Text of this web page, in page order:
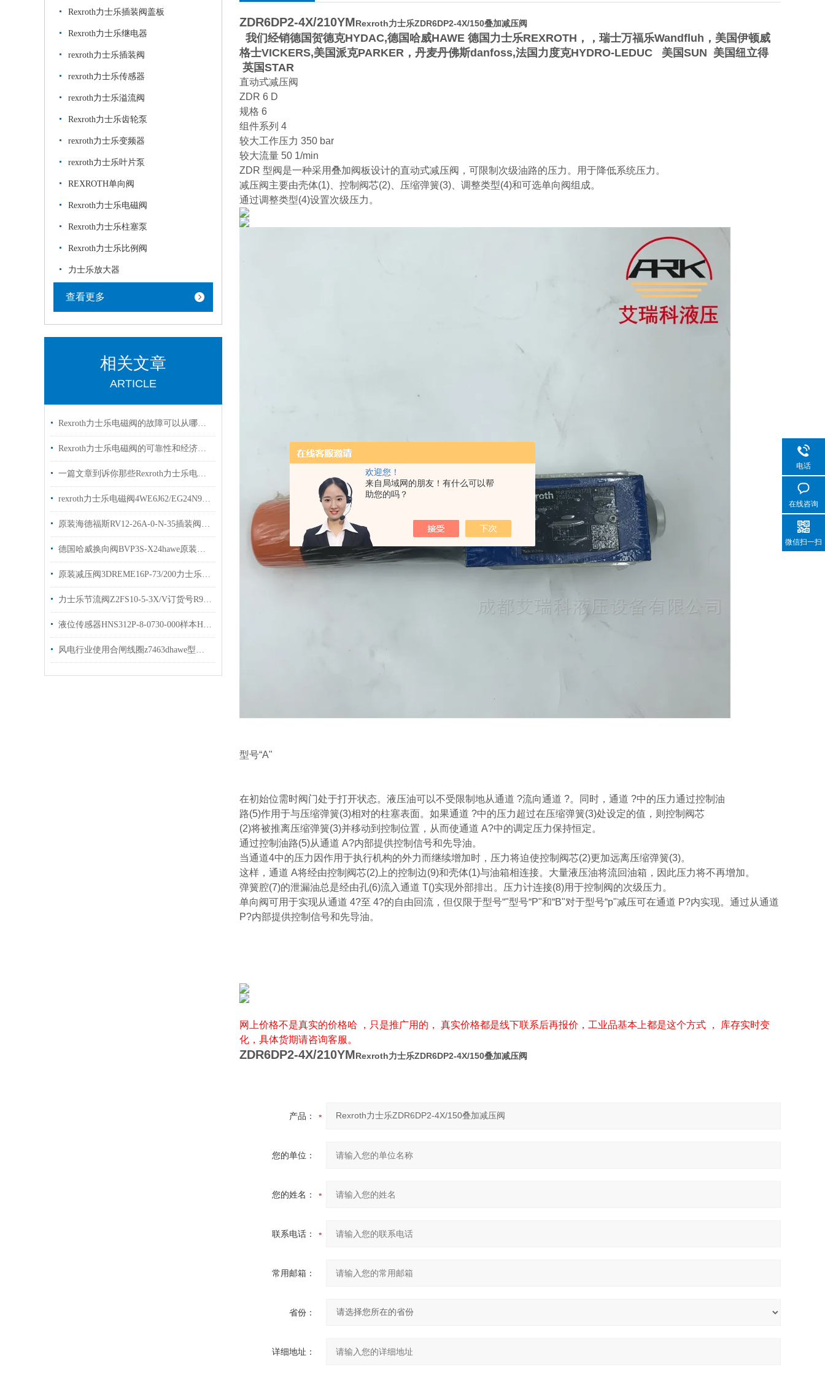
欢迎您！
来自局域网的朋友！有什么可以帮
助您的吗？
Rexroth力士乐插装阀盖板
Rexroth力士乐继电器
rexroth力士乐插装阀
rexroth力士乐传感器
rexroth力士乐溢流阀
Rexroth力士乐齿轮泵
rexroth力士乐变频器
rexroth力士乐叶片泵
REXROTH单向阀
Rexroth力士乐电磁阀
Rexroth力士乐柱塞泵
Rexroth力士乐比例阀
力士乐放大器
查看更多
相关文章
ARTICLE
Rexroth力士乐电磁阀的故障可以从哪里进行排查
Rexroth力士乐电磁阀的可靠性和经济性解读
一篇文章到诉你那些Rexroth力士乐电磁阀常见的符号的是什么意思
rexroth力士乐电磁阀4WE6J62/EG24N9K4两位三通阀
原装海德福斯RV12-26A-0-N-35插装阀现货出售
德国哈威换向阀BVP3S-X24hawe原装出售bvp系列
原装减压阀3DREME16P-73/200力士乐比例阀有现货出售
力士乐节流阀Z2FS10-5-3X/V订货号R900517812现货
液位传感器HNS312P-8-0730-000样本HYDAC原装出售
风电行业使用合闸线圈z7463dhawe型号gr2-0kb-g5/30×48现货
ZDR6DP2-4X/210YMRexroth力士乐ZDR6DP2-4X/150叠加减压阀
我们经销德国贺德克HYDAC,德国哈威HAWE 德国力士乐REXROTH，，瑞士万福乐Wandfluh，美国伊顿威
格士VICKERS,美国派克PARKER，丹麦丹佛斯danfoss,法国力度克HYDRO-LEDUC 美国SUN 美国纽立得
英国STAR
直动式减压阀
ZDR 6 D
规格 6
组件系列 4
较大工作压力 350 bar
较大流量 50 1/min
ZDR 型阀是一种采用叠加阀板设计的直动式减压阀，可限制次级油路的压力。用于降低系统压力。
减压阀主要由壳体(1)、控制阀芯(2)、压缩弹簧(3)、调整类型(4)和可选单向阀组成。
通过调整类型(4)设置次级压力。
型号“A"
在初始位需时阀门处于打开状态。液压油可以不受限制地从通道 ?流向通道 ?。同时，通道 ?中的压力通过控制油
路(5)作用于与压缩弹簧(3)相对的柱塞表面。如果通道 ?中的压力超过在压缩弹簧(3)处设定的值，则控制阀芯
(2)将被推离压缩弹簧(3)并移动到控制位置，从而使通道 A?中的调定压力保持恒定。
通过控制油路(5)从通道 A?内部提供控制信号和先导油。
当通道4中的压力因作用于执行机构的外力而继续增加时，压力将迫使控制阀芯(2)更加远离压缩弹簧(3)。
这样，通道 A将经由控制阀芯(2)上的控制边(9)和壳体(1)与油箱相连接。大量液压油将流回油箱，因此压力将不再增加。
弹簧腔(7)的泄漏油总是经由孔(6)流入通道 T()实现外部排出。压力计连接(8)用于控制阀的次级压力。
单向阀可用于实现从通道 4?至 4?的自由回流，但仅限于型号“"型号“P"和“B"对于型号“p"减压可在通道 P?内实现。通过从通道
P?内部提供控制信号和先导油。
网上价格不是真实的价格哈 ，只是推广用的， 真实价格都是线下联系后再报价，工业品基本上都是这个方式 ， 库存实时变
化，具体货期请咨询客服。
ZDR6DP2-4X/210YMRexroth力士乐ZDR6DP2-4X/150叠加减压阀
产品：
您的单位：
您的姓名：
联系电话：
常用邮箱：
省份：
详细地址：
电话
在线咨询
微信扫一扫